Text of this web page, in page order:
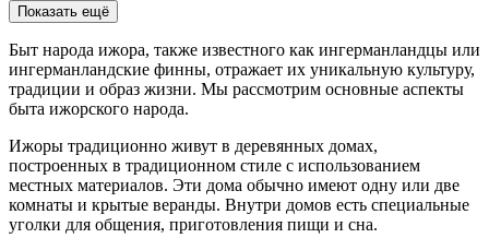
Показать ещё
Быт народа ижора, также известного как ингерманландцы или
ингерманландские финны, отражает их уникальную культуру,
традиции и образ жизни. Мы рассмотрим основные аспекты
быта ижорского народа.
Ижоры традиционно живут в деревянных домах,
построенных в традиционном стиле с использованием
местных материалов. Эти дома обычно имеют одну или две
комнаты и крытые веранды. Внутри домов есть специальные
уголки для общения, приготовления пищи и сна.